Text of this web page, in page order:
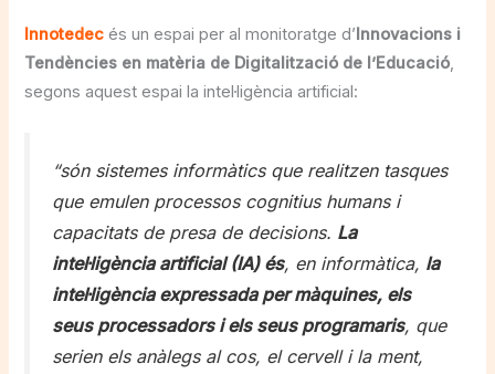
Innotedec és un espai per al monitoratge d’Innovacions i
Tendències en matèria de Digitalització de l’Educació,
segons aquest espai la intel·ligència artificial:
“són sistemes informàtics que realitzen tasques
que emulen processos cognitius humans i
capacitats de presa de decisions. La
intel·ligència artificial (IA) és, en informàtica, la
intel·ligència expressada per màquines, els
seus processadors i els seus programaris, que
serien els anàlegs al cos, el cervell i la ment,